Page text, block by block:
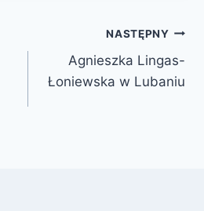
NASTĘPNY
Agnieszka Lingas-
Łoniewska w Lubaniu